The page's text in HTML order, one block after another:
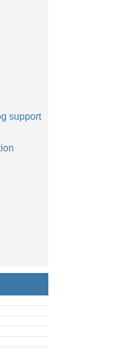
support